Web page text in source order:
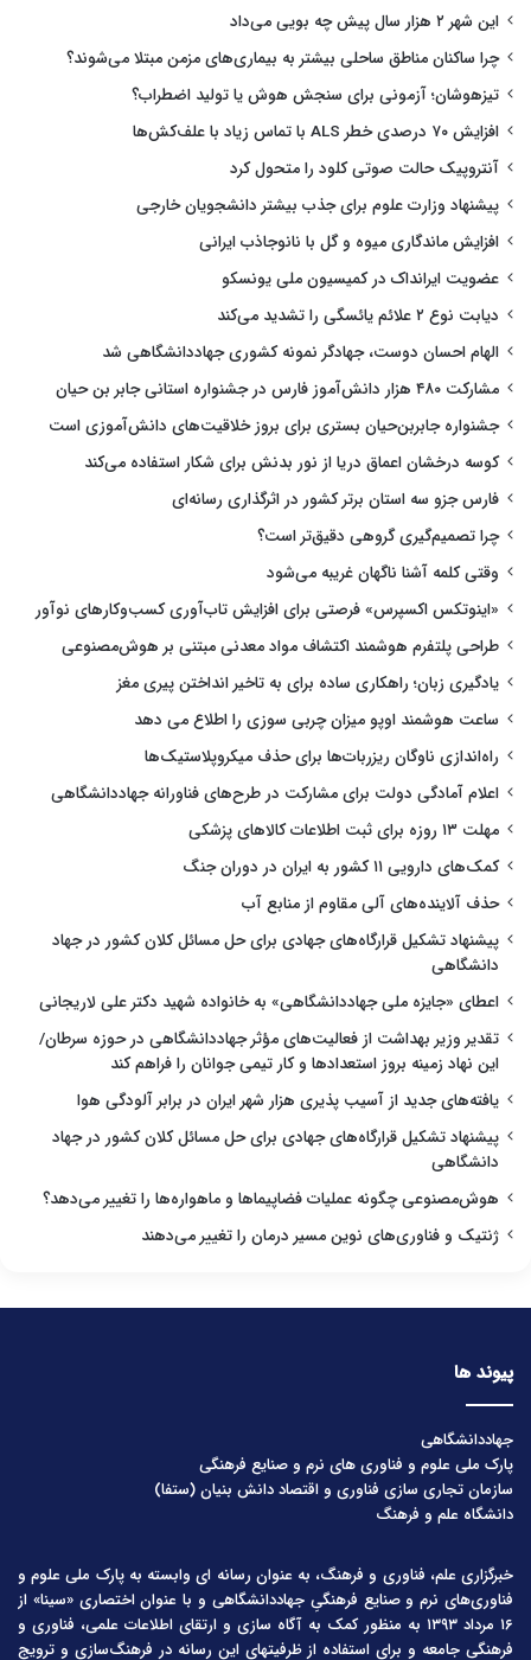
این شهر ۲ هزار سال پیش چه بویی می‌داد
چرا ساکنان مناطق ساحلی بیشتر به بیماری‌های مزمن مبتلا می‌شوند؟
تیزهوشان؛ آزمونی برای سنجش هوش یا تولید اضطراب؟
افزایش ۷۰ درصدی خطر ALS با تماس زیاد با علف‌کش‌ها
آنتروپیک حالت صوتی کلود را متحول کرد
پیشنهاد وزارت علوم برای جذب بیشتر دانشجویان خارجی
افزایش ماندگاری میوه و گل با نانوجاذب ایرانی
عضویت ایرانداک در کمیسیون ملی یونسکو
دیابت نوع ۲ علائم یائسگی را تشدید می‌کند
الهام احسان دوست، جهادگر نمونه کشوری جهاددانشگاهی شد
مشارکت ۴۸۰ هزار دانش‌آموز فارس در جشنواره استانی جابر بن حیان
جشنواره جابربن‌حیان بستری برای بروز خلاقیت‌های دانش‌آموزی است
کوسه درخشان اعماق دریا از نور بدنش برای شکار استفاده می‌کند
فارس جزو سه استان برتر کشور در اثرگذاری رسانه‌ای
چرا تصمیم‌گیری گروهی دقیق‌تر است؟
وقتی کلمه آشنا ناگهان غریبه می‌شود
«اینوتکس اکسپرس» فرصتی برای افزایش تاب‌آوری کسب‌وکارهای نوآور
طراحی پلتفرم هوشمند اکتشاف مواد معدنی مبتنی بر هوش‌مصنوعی
یادگیری زبان؛ راهکاری ساده برای به تاخیر انداختن پیری مغز
ساعت هوشمند اوپو میزان چربی سوزی را اطلاع می دهد
راه‌اندازی ناوگان ریزربات‌ها برای حذف میکروپلاستیک‌ها
اعلام آمادگی دولت برای مشارکت در طرح‌های فناورانه جهاددانشگاهی
مهلت ۱۳ روزه برای ثبت اطلاعات کالاهای پزشکی
کمک‌های دارویی ۱۱ کشور به ایران در دوران جنگ
حذف آلاینده‌های آلی مقاوم از منابع آب
پیشنهاد تشکیل قرارگاه‌های جهادی برای حل مسائل کلان کشور در جهاد
دانشگاهی
اعطای «جایزه ملی جهاددانشگاهی» به خانواده شهید دکتر علی لاریجانی
تقدیر وزیر بهداشت از فعالیت‌های مؤثر جهاددانشگاهی در حوزه سرطان/
این نهاد زمینه بروز استعدادها و کار تیمی جوانان را فراهم کند
یافته‌های جدید از آسیب پذیری هزار شهر ایران در برابر آلودگی هوا
پیشنهاد تشکیل قرارگاه‌های جهادی برای حل مسائل کلان کشور در جهاد
دانشگاهی
هوش‌مصنوعی چگونه عملیات فضاپیماها و ماهواره‌ها را تغییر می‌دهد؟
ژنتیک و فناوری‌های نوین مسیر درمان را تغییر می‌دهند
پیوند ها
جهاددانشگاهی
پارک ملی علوم و فناوری های نرم و صنایع فرهنگی
سازمان تجاری سازی فناوری و اقتصاد دانش بنیان (ستفا)
دانشگاه علم و فرهنگ
خبرگزاری علم، فناوری و فرهنگ، به عنوان رسانه ای وابسته به پارک ملی علوم و
فناوری‌های نرم و صنایع فرهنگیِ جهاددانشگاهی و با عنوان اختصاری «سینا» از
۱۶ مرداد ۱۳۹۳ به منظور کمک به آگاه سازی و ارتقای اطلاعات علمی، فناوری و
فرهنگی جامعه و برای استفاده از ظرفیتهای این رسانه در فرهنگ‌سازی و ترویج